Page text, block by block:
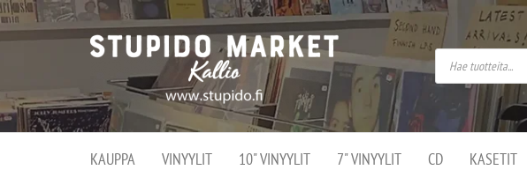
Stupido
Market –
verkossa
ja
kivijalassa
Stupido Market on
vaihtoehtomusaan
erikoistunut
verkko- sekä
kivijalkakauppa
Helsingissä
Kallion
KAUPPA VINYYLIT 10" VINYYLIT 7" VINYYLIT CD KASETIT